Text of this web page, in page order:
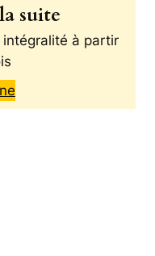
suite
à partir